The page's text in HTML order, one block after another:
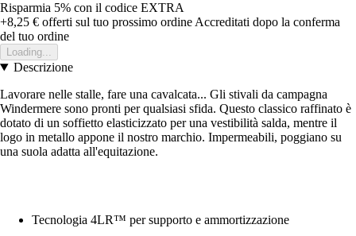
Risparmia 5% con il codice EXTRA
+8,25 € offerti sul tuo prossimo ordine Accreditati dopo la conferma
del tuo ordine
Loading...
Descrizione
Lavorare nelle stalle, fare una cavalcata... Gli stivali da campagna
Windermere sono pronti per qualsiasi sfida. Questo classico raffinato è
dotato di un soffietto elasticizzato per una vestibilità salda, mentre il
logo in metallo appone il nostro marchio. Impermeabili, poggiano su
una suola adatta all'equitazione.
Tecnologia 4LR™ per supporto e ammortizzazione